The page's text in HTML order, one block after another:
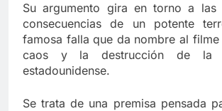
Su argumento gira en torno a las
consecuencias de un potente
famosa falla que da nombre al
caos y la destrucción de la
estadounidense.
Se trata de una premisa pensada